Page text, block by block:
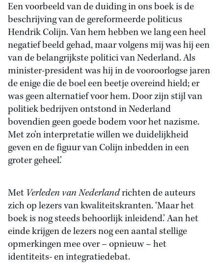
Een voorbeeld van de duiding in ons boek is de
beschrijving van de gereformeerde politicus
Hendrik Colijn. Van hem hebben we lang een heel
negatief beeld gehad, maar volgens mij was hij een
van de belangrijkste politici van Nederland. Als
minister-president was hij in de vooroorlogse jaren
de enige die de boel een beetje overeind hield; er
was geen alternatief voor hem. Door zijn stijl van
politiek bedrijven ontstond in Nederland
bovendien geen goede bodem voor het nazisme.
Met zo’n interpretatie willen we duidelijkheid
geven en de figuur van Colijn inbedden in een
groter geheel.’
Met Verleden van Nederlandrichten de auteurs
zich op lezers van kwaliteitskranten. ‘Maar het
boek is nog steeds behoorlijk inleidend.’ Aan het
einde krijgen de lezers nog een aantal stellige
opmerkingen mee over – opnieuw – het
identiteits- en integratiedebat.